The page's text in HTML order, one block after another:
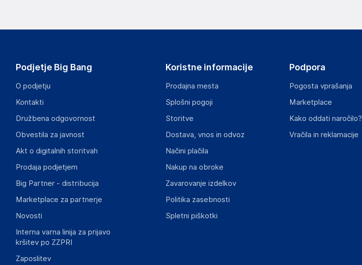
https://www.xerox.com/en-us
Gospodarski subjekt s sedežem v EU, ki zagotavlja skladnost izdelka z zahtevanimi predpisi.
Ballycoolin Business Park, Blanchardstown, Dublin
Ireland
Podjetje Big Bang
O podjetju
Kontakti
Družbena odgovornost
Obvestila za javnost
Akt o digitalnih storitvah
Prodaja podjetjem
Big Partner - distribucija
Marketplace za partnerje
Novosti
Interna varna linija za prijavo
kršitev po ZZPRI
Zaposlitev
Koristne informacije
Prodajna mesta
Splošni pogoji
Storitve
Dostava, vnos in odvoz
Načini plačila
Nakup na obroke
Zavarovanje izdelkov
Politika zasebnosti
Spletni piškotki
Podpora
Pogosta vprašanja
Marketplace
Kako oddati naročilo?
Vračila in reklamacije